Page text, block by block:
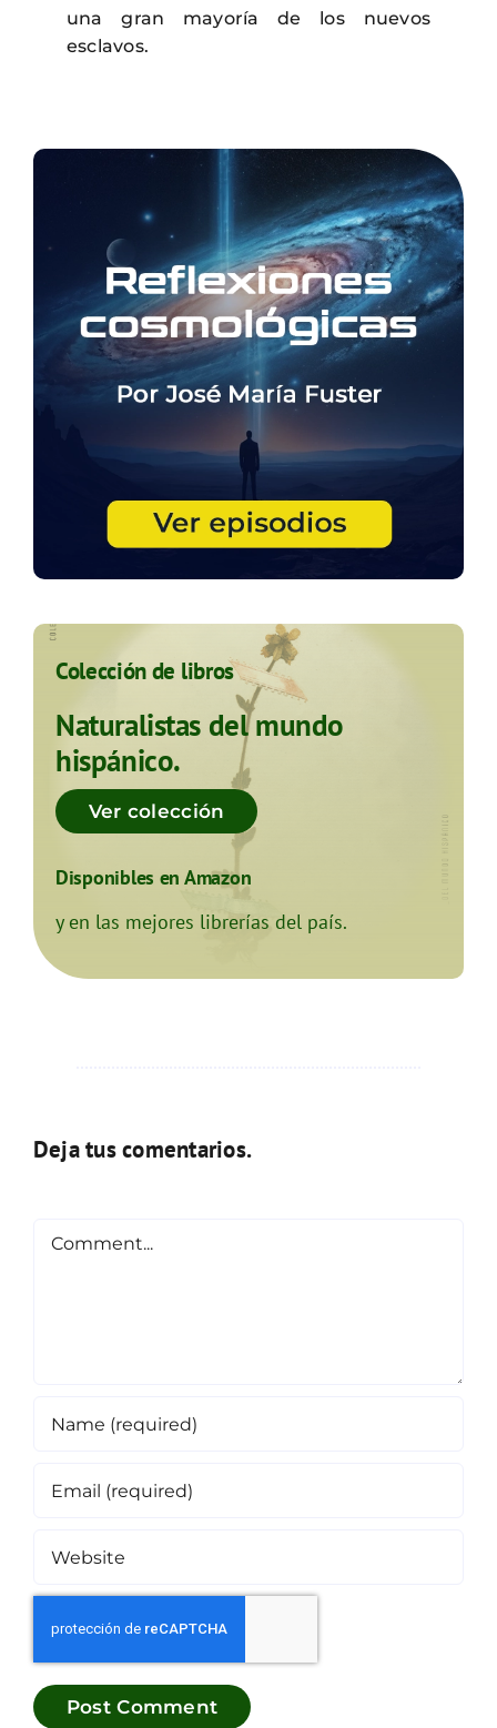
una gran mayoría de los nuevos
esclavos.
Colección de libros
Naturalistas del mundo
hispánico.
Ver colección
Disponibles en Amazon
y en las mejores librerías del país.
Deja tus comentarios.
Comment